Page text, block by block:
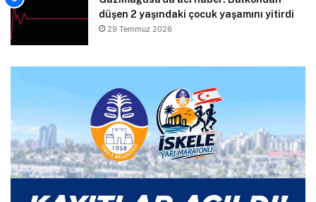
düşen 2 yaşındaki çocuk yaşamını yitirdi
29 Temmuz 2026